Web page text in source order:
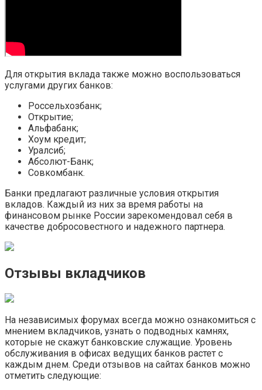
Для открытия вклада также можно воспользоваться
услугами других банков:
Россельхозбанк;
Открытие;
Альфабанк;
Хоум кредит;
Уралсиб;
Абсолют-Банк;
Совкомбанк.
Банки предлагают различные условия открытия
вкладов. Каждый из них за время работы на
финансовом рынке России зарекомендовал себя в
качестве добросовестного и надежного партнера.
Отзывы вкладчиков
На независимых форумах всегда можно ознакомиться с
мнением вкладчиков, узнать о подводных камнях,
которые не скажут банковские служащие. Уровень
обслуживания в офисах ведущих банков растет с
каждым днем. Среди отзывов на сайтах банков можно
отметить следующие: